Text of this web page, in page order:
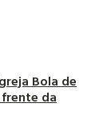
Bola de
da